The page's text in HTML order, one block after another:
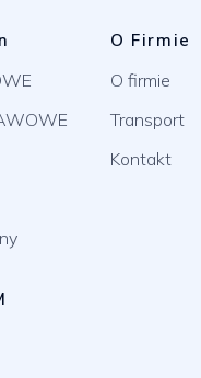
O Firmie
O firmie
Transport
Kontakt